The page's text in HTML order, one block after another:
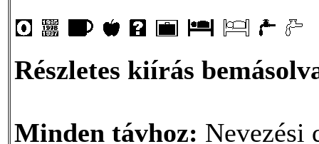
Részletes kiírás
Minden távhoz: Nevezési